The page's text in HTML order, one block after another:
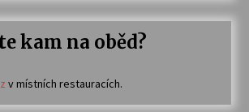
kam na oběd?
v místních restauracích.